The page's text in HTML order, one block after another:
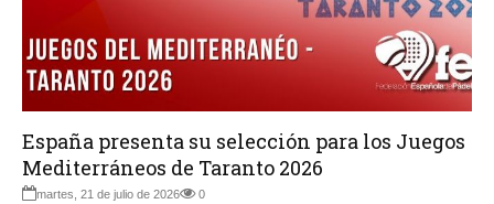
España presenta su selección para los Juegos
Mediterráneos de Taranto 2026
martes, 21 de julio de 2026 0